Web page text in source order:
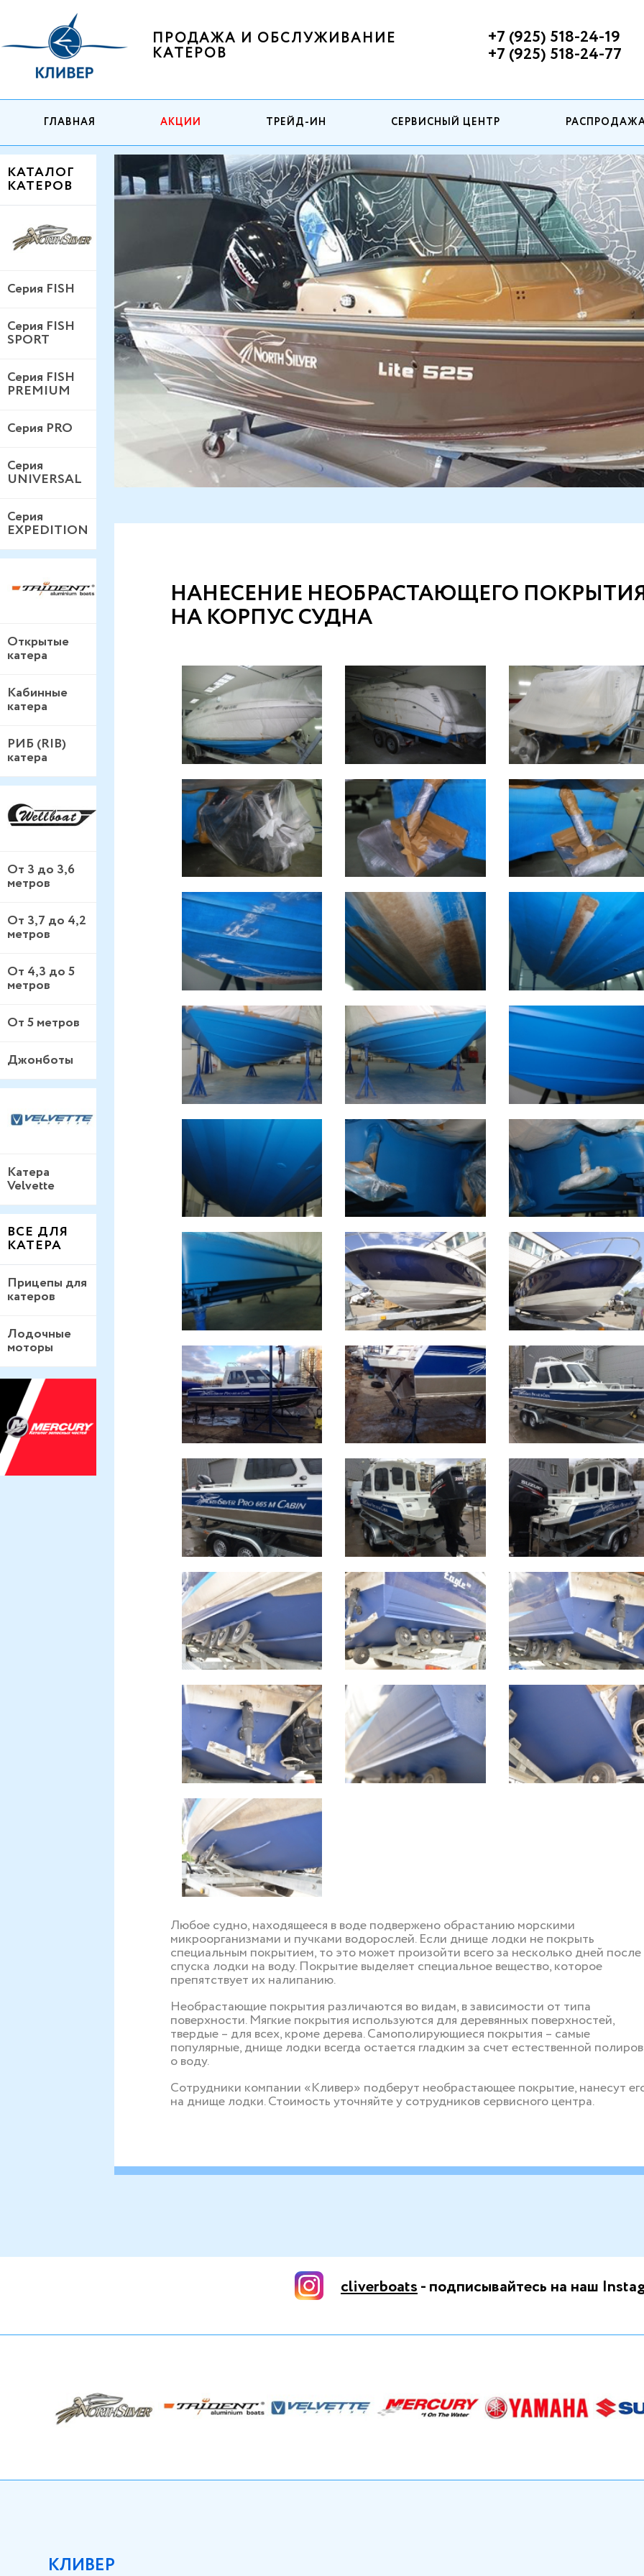
ПРОДАЖА И ОБСЛУЖИВАНИЕ
КАТЕРОВ
+7 (925) 518-24-19
+7 (925) 518-24-77
ГЛАВНАЯ АКЦИИ ТРЕЙД-ИН СЕРВИСНЫЙ ЦЕНТР
КАТАЛОГ
КАТЕРОВ
Серия FISH
Серия FISH
SPORT
Серия FISH
PREMIUM
Серия PRO
Серия
UNIVERSAL
Серия
EXPEDITION
Открытые
катера
Кабинные
катера
РИБ (RIB)
катера
От 3 до 3,6
метров
От 3,7 до 4,2
метров
От 4,3 до 5
метров
От 5 метров
Джонботы
Катера
Velvette
ВСЕ ДЛЯ
КАТЕРА
Прицепы для
катеров
Лодочные
моторы
НАНЕСЕНИЕ НЕОБРАСТАЮЩЕГО
НА КОРПУС СУДНА
Любое судно, находящееся в воде подвержено обрастанию морскими
микроорганизмами и пучками водорослей. Если днище лодки не покрыть
специальным покрытием, то это может произойти всего за несколько дней после
спуска лодки на воду. Покрытие выделяет специальное вещество, которое
препятствует их налипанию.
Необрастающие покрытия различаются во видам, в зависимости от типа
поверхности. Мягкие покрытия используются для деревянных поверхностей,
твердые – для всех, кроме дерева. Самополирующиеся покрытия – самые
популярные, днище лодки всегда остается гладким за счет естественной
о воду.
Сотрудники компании «Кливер» подберут необрастающее покрытие, нанесут
на днище лодки. Стоимость уточняйте у сотрудников сервисного центра.
cliverboats- подписывайтесь на наш
КЛИВЕР